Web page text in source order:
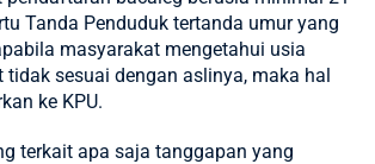
Tanda Penduduk tertanda umur yang
masyarakat mengetahui usia
tidak sesuai dengan aslinya, maka hal
ke KPU.
terkait apa saja tanggapan yang